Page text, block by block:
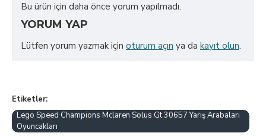
Bu ürün için daha önce yorum yapılmadı.
YORUM YAP
Lütfen yorum yazmak için oturum açın ya da kayıt olun.
Etiketler:
Lego Speed Champions Mclaren Solus Gt 30657 Yarış Arabaları
Oyuncakları